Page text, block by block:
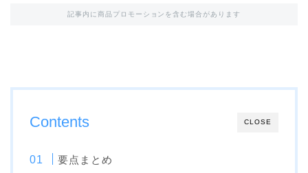
記事内に商品プロモーションを含む場合があります
CLOSE
Contents
要点まとめ